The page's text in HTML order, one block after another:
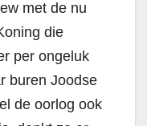
met de nu
die
per ongeluk
buren Joodse
de oorlog ook